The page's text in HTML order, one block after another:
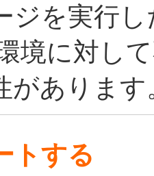
ジを実行
境に対し
があります
トする